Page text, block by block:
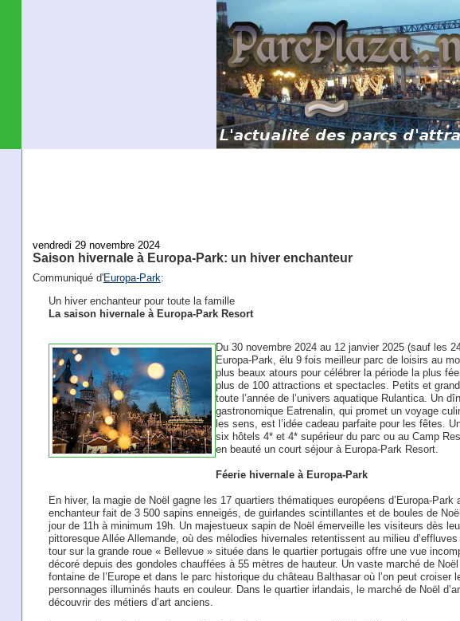
vendredi 29 novembre 2024
Saison hivernale à Europa-Park: un hiver enchanteur
Communiqué d'Europa-Park:
Un hiver enchanteur pour toute la famille
La saison hivernale à Europa-Park Resort
Du 30 novembre 2024 au 12 janvier 2025 (sauf les
Europa-Park, élu 9 fois meilleur parc de loisirs au
plus beaux atours pour célébrer la période la plus
plus de 100 attractions et spectacles. Petits et
toute l’année de l’univers aquatique Rulantica. Un
gastronomique Eatrenalin, qui promet un voyage
les sens, est l’idée cadeau parfaite pour les fêtes.
six hôtels 4* et 4* supérieur du parc ou au Camp
en beauté un court séjour à Europa-Park Resort.
Féerie hivernale à Europa-Park
En hiver, la magie de Noël gagne les 17 quartiers thématiques européens d’Europa-Park
enchanteur fait de 3 500 sapins enneigés, de guirlandes scintillantes et de boules de
jour de 11h à minimum 19h. Un majestueux sapin de Noël émerveille les visiteurs dès
pittoresque Allée Allemande, où des mélodies hivernales retentissent au milieu d’effluves
tour sur la grande roue « Bellevue » située dans le quartier portugais offre une vue
décoré depuis des gondoles chauffées à 55 mètres de hauteur. Un vaste marché de
fontaine de l’Europe et dans le parc historique du château Balthasar où l’on peut croiser
personnages illuminés hauts en couleur. Dans le quartier irlandais, le marché de Noël
découvrir des métiers d’art anciens.